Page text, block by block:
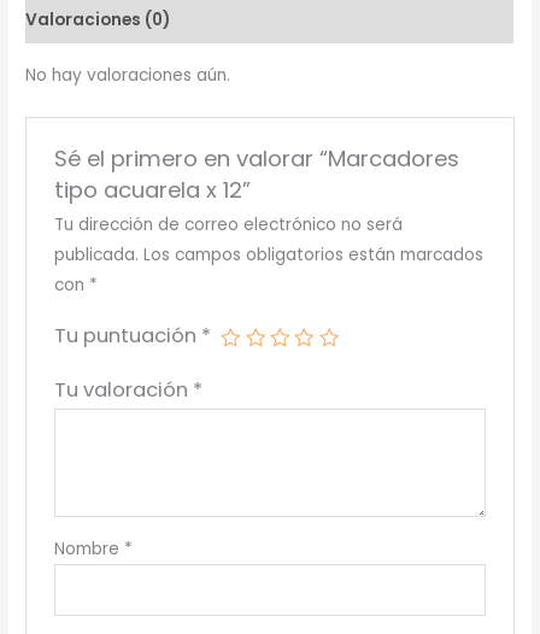
Valoraciones (0)
No hay valoraciones aún.
Sé el primero en valorar “Marcadores
tipo acuarela x 12”
Tu dirección de correo electrónico no será
publicada. Los campos obligatorios están marcados
con *
Tu puntuación *
Tu valoración *
Nombre *